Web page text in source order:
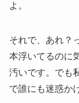
よ。
それで、あれ？
本浮いてるのに
汚いです。でも
で誰にも迷惑か